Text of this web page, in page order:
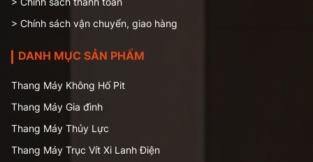
> Chính sách vận chuyển, giao hàng
DANH MỤC SẢN PHẨM
Thang Máy Không Hố Pit
Thang Máy Gia đình
Thang Máy Thủy Lực
Thang Máy Trục Vít Xi Lanh Điện